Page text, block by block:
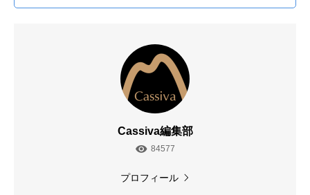
Cassiva編集部
84577
プロフィール